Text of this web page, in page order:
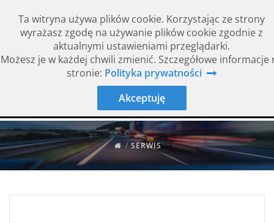
Rok założenia 1994 ISO 9001
/SERWIS
Ta witryna używa plików cookie. Korzystając ze strony
wyrażasz zgodę na używanie plików cookie zgodnie z
aktualnymi ustawieniami przeglądarki.
Możesz je w każdej chwili zmienić. Szczegółowe informacje
stronie: Polityka prywatności
Akceptuję